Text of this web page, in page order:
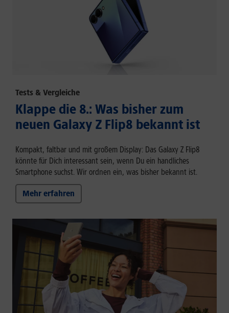
Tests & Vergleiche
Klappe die 8.: Was bisher zum
neuen Galaxy Z Flip8 bekannt ist
Kompakt, faltbar und mit großem Display: Das Galaxy Z Flip8
könnte für Dich interessant sein, wenn Du ein handliches
Smartphone suchst. Wir ordnen ein, was bisher bekannt ist.
Mehr erfahren